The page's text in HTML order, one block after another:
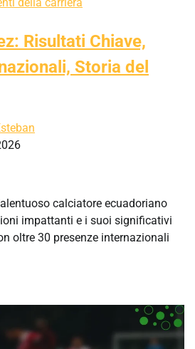
Risultati Chiave,
Storia del
calciatore ecuadoriano
impattanti e i suoi significativi
oltre 30 presenze internazionali